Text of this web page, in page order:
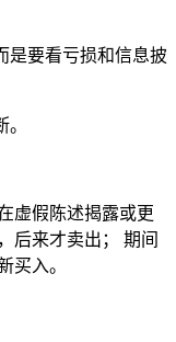
是要看亏损和信息披
虚假陈述揭露或更
后来才卖出； 期间
买入。